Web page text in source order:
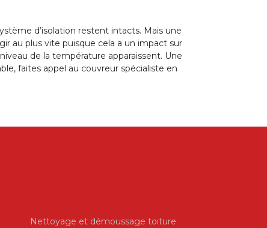
d’isolation restent intacts. Mais une
au plus vite puisque cela a un impact sur
de la température apparaissent. Une
faites appel au couvreur spécialiste en
Nettoyage et démoussage toiture